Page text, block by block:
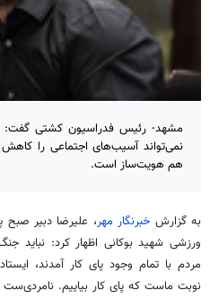
مشهد- رئیس فدراسیون کشتی گفت:
نمی‌تواند آسیب‌های اجتماعی را
هم هویت‌ساز است.
به گزارش خبرنگار مهر، علیرضا دبیر صبح
مردم با تمام وجود پای کار آمدند،
نوبت ماست که پای کار بیاییم. نامردی‌ست